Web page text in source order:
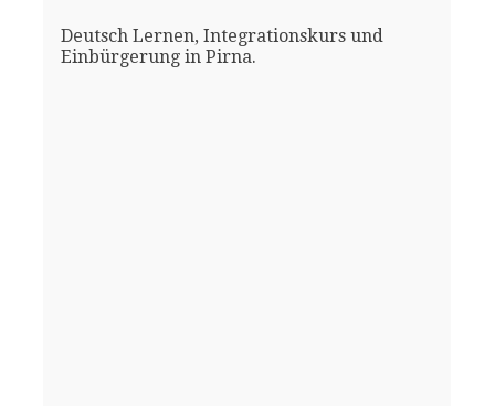
Deutsch Lernen, Integrationskurs und
Einbürgerung in Pirna.